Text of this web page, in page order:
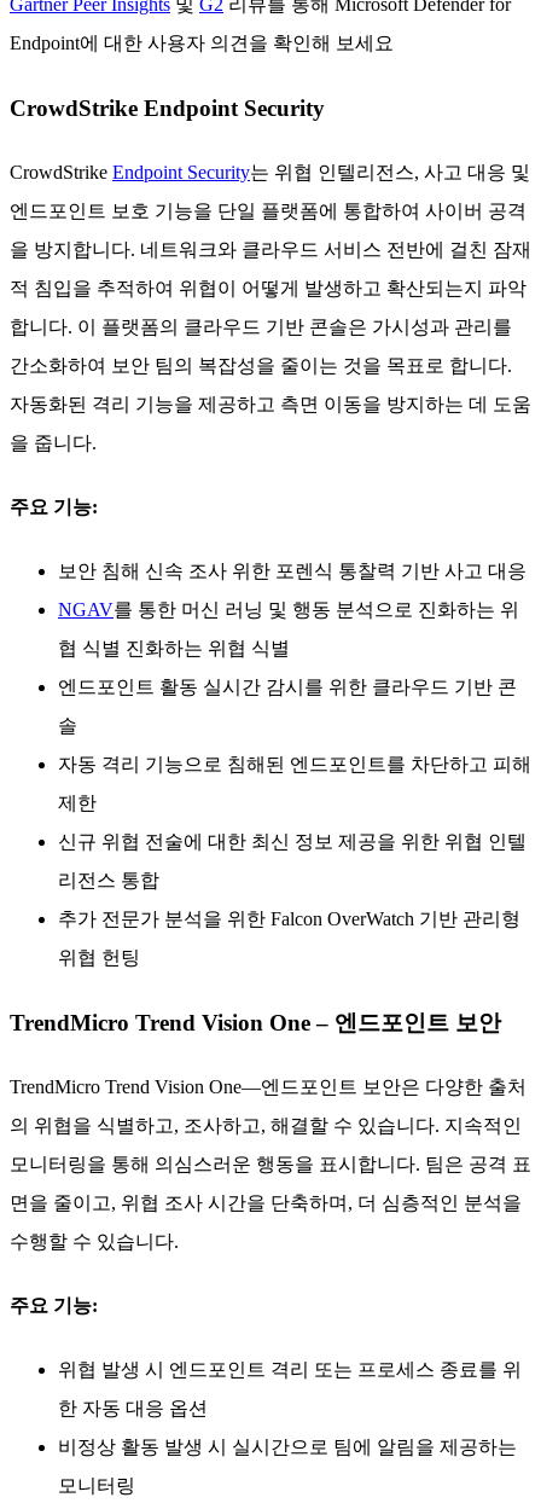
Gartner Peer Insights 및 G2 리뷰를 통해 Microsoft Defender for
Endpoint에 대한 사용자 의견을 확인해 보세요
CrowdStrike Endpoint Security
CrowdStrike Endpoint Security는 위협 인텔리전스, 사고 대응 및
엔드포인트 보호 기능을 단일 플랫폼에 통합하여 사이버 공격
을 방지합니다. 네트워크와 클라우드 서비스 전반에 걸친 잠재
적 침입을 추적하여 위협이 어떻게 발생하고 확산되는지 파악
합니다. 이 플랫폼의 클라우드 기반 콘솔은 가시성과 관리를
간소화하여 보안 팀의 복잡성을 줄이는 것을 목표로 합니다.
자동화된 격리 기능을 제공하고 측면 이동을 방지하는 데 도움
을 줍니다.
주요 기능:
보안 침해 신속 조사 위한 포렌식 통찰력 기반 사고 대응
NGAV를 통한 머신 러닝 및 행동 분석으로 진화하는 위
협 식별 진화하는 위협 식별
엔드포인트 활동 실시간 감시를 위한 클라우드 기반 콘
솔
자동 격리 기능으로 침해된 엔드포인트를 차단하고 피해
제한
신규 위협 전술에 대한 최신 정보 제공을 위한 위협 인텔
리전스 통합
추가 전문가 분석을 위한 Falcon OverWatch 기반 관리형
위협 헌팅
TrendMicro Trend Vision One – 엔드포인트 보안
TrendMicro Trend Vision One—엔드포인트 보안은 다양한 출처
의 위협을 식별하고, 조사하고, 해결할 수 있습니다. 지속적인
모니터링을 통해 의심스러운 행동을 표시합니다. 팀은 공격 표
면을 줄이고, 위협 조사 시간을 단축하며, 더 심층적인 분석을
수행할 수 있습니다.
주요 기능:
위협 발생 시 엔드포인트 격리 또는 프로세스 종료를 위
한 자동 대응 옵션
비정상 활동 발생 시 실시간으로 팀에 알림을 제공하는
모니터링